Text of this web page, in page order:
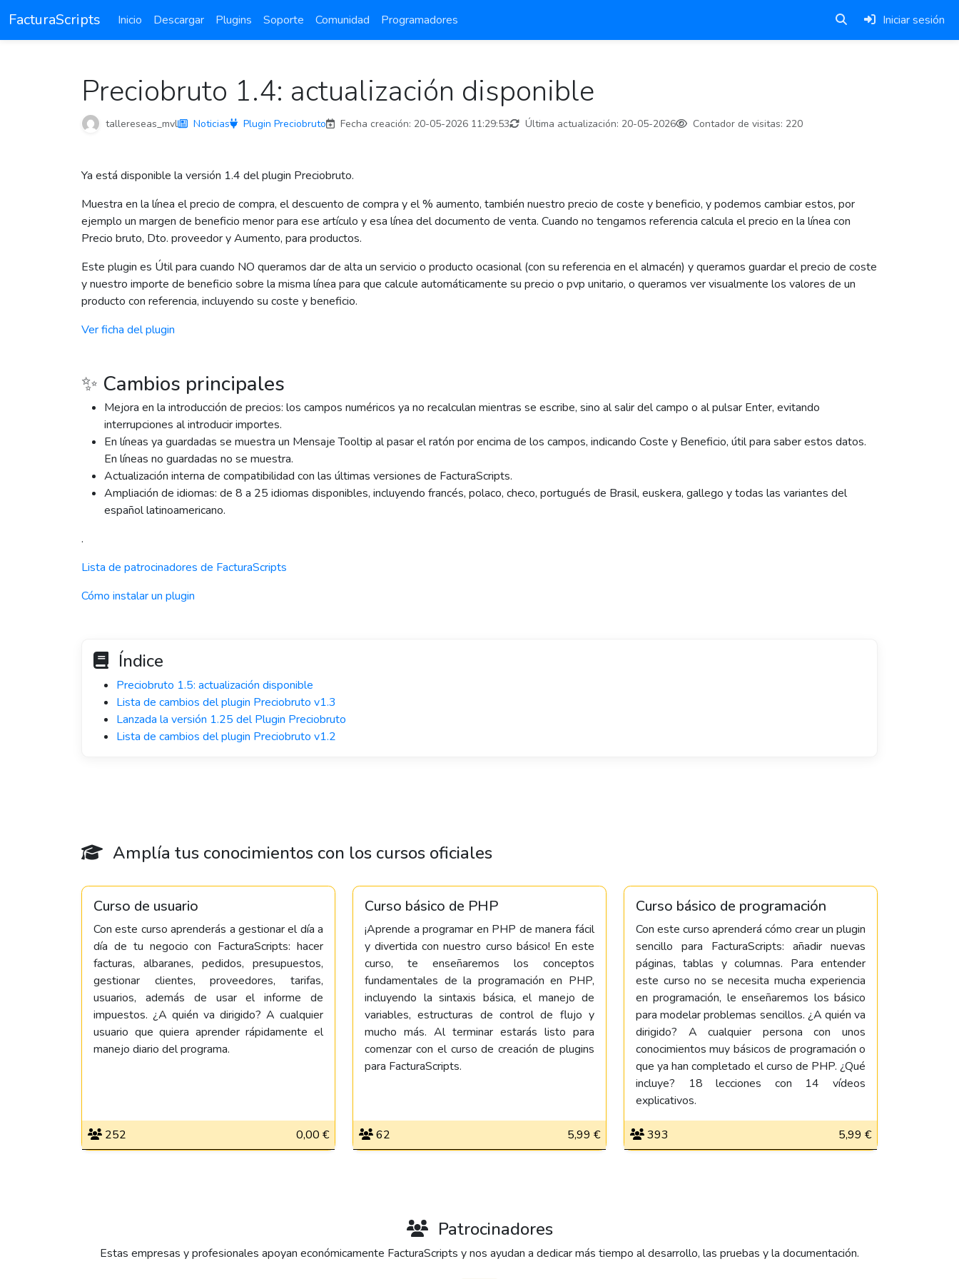
FacturaScripts Inicio Descargar Plugins Soporte Comunidad Programadores Iniciar sesión
Preciobruto 1.4: actualización disponible
tallereseas_mvl Noticias Plugin Preciobruto Fecha creación: 20-05-2026 11:29:53 Última actualización: 20-05-2026 Contador de visitas: 220
Ya está disponible la versión 1.4 del plugin Preciobruto.
Muestra en la línea el precio de compra, el descuento de compra y el % aumento, también nuestro precio de coste y beneficio, y podemos cambiar estos, por
ejemplo un margen de beneficio menor para ese artículo y esa línea del documento de venta. Cuando no tengamos referencia calcula el precio en la línea con
Precio bruto, Dto. proveedor y Aumento, para productos.
Este plugin es Útil para cuando NO queramos dar de alta un servicio o producto ocasional (con su referencia en el almacén) y queramos guardar el precio de coste
y nuestro importe de beneficio sobre la misma línea para que calcule automáticamente su precio o pvp unitario, o queramos ver visualmente los valores de un
producto con referencia, incluyendo su coste y beneficio.
Ver ficha del plugin
✨ Cambios principales
Mejora en la introducción de precios: los campos numéricos ya no recalculan mientras se escribe, sino al salir del campo o al pulsar Enter, evitando
interrupciones al introducir importes.
En líneas ya guardadas se muestra un Mensaje Tooltip al pasar el ratón por encima de los campos, indicando Coste y Beneficio, útil para saber estos datos.
En líneas no guardadas no se muestra.
Actualización interna de compatibilidad con las últimas versiones de FacturaScripts.
Ampliación de idiomas: de 8 a 25 idiomas disponibles, incluyendo francés, polaco, checo, portugués de Brasil, euskera, gallego y todas las variantes del
español latinoamericano.
.
Lista de patrocinadores de FacturaScripts
Cómo instalar un plugin
Índice
Preciobruto 1.5: actualización disponible
Lista de cambios del plugin Preciobruto v1.3
Lanzada la versión 1.25 del Plugin Preciobruto
Lista de cambios del plugin Preciobruto v1.2
Amplía tus conocimientos con los cursos oficiales
Curso de usuario
Con este curso aprenderás a gestionar el día a
día de tu negocio con FacturaScripts: hacer
facturas, albaranes, pedidos, presupuestos,
gestionar clientes, proveedores, tarifas,
usuarios, además de usar el informe de
impuestos. ¿A quién va dirigido? A cualquier
usuario que quiera aprender rápidamente el
manejo diario del programa.
252 0,00 €
Curso básico de PHP
¡Aprende a programar en PHP de manera fácil
y divertida con nuestro curso básico! En este
curso, te enseñaremos los conceptos
fundamentales de la programación en PHP,
incluyendo la sintaxis básica, el manejo de
variables, estructuras de control de flujo y
mucho más. Al terminar estarás listo para
comenzar con el curso de creación de plugins
para FacturaScripts.
62 5,99 €
Curso básico de programación
Con este curso aprenderá cómo crear un plugin
sencillo para FacturaScripts: añadir nuevas
páginas, tablas y columnas. Para entender
este curso no se necesita mucha experiencia
en programación, le enseñaremos los básico
para modelar problemas sencillos. ¿A quién va
dirigido? A cualquier persona con unos
conocimientos muy básicos de programación o
que ya han completado el curso de PHP. ¿Qué
incluye? 18 lecciones con 14 vídeos
explicativos.
393 5,99 €
Patrocinadores
Estas empresas y profesionales apoyan económicamente FacturaScripts y nos ayudan a dedicar más tiempo al desarrollo, las pruebas y la documentación.